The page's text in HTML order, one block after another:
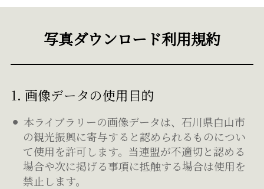
写真ダウンロード利用規約
1. 画像データの使用目的
本ライブラリーの画像データは、石川県白山市
の観光振興に寄与すると認められるものについ
て使用を許可します。当連盟が不適切と認める
場合や次に掲げる事項に抵触する場合は使用を
禁止します。